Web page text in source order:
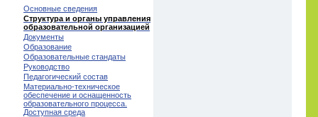
Основные сведения
Структура и органы управления
образовательной организацией
Документы
Образование
Образовательные стандаты
Руководство
Педагогический состав
Материально-техническое
обеспечение и оснащенность
образовательного процесса.
Доступная среда